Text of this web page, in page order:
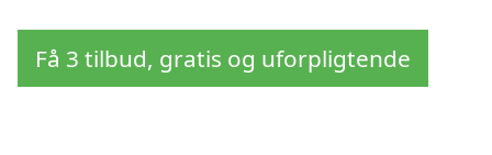
Få 3 tilbud, gratis og uforpligtende